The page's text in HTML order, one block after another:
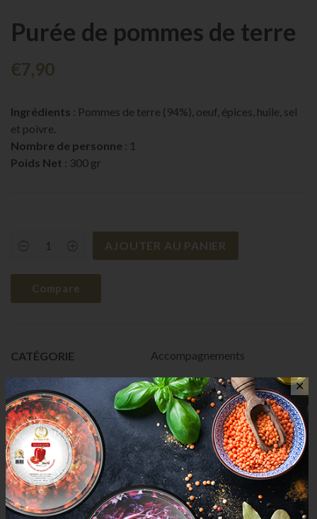
Purée de pommes de terre
€7,90
Ingrédients : Pommes de terre (94%), oeuf, épices, huile, sel
et poivre.
Nombre de personne : 1
Poids Net : 300 gr
Purée
pommes
terre
quantity
AJOUTER AU PANIER
Compare
CATÉGORIE Accompagnements
AVIS (0)
AVIS
✕